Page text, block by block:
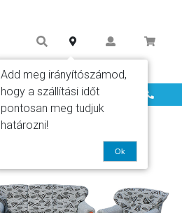
Info
Add meg irányítószámod,
hogy a szállítási időt
pontosan meg tudjuk
határozni!
Ok